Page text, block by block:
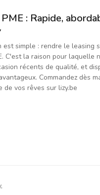
: Rapide,
est simple : rendre le leasing
C'est la raison pour laquelle
récents de qualité, et
Commandez dès
vos rêves sur lizy.be